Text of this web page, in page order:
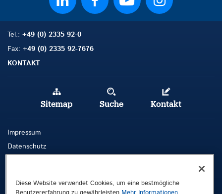
Tel.: +49 (0) 2335 92-0
Fax: +49 (0) 2335 92-7676
KONTAKT
Impressum
Datenschutz
Sitemap Suche Kontakt
Diese Website verwendet Cookies, um eine bestmögliche